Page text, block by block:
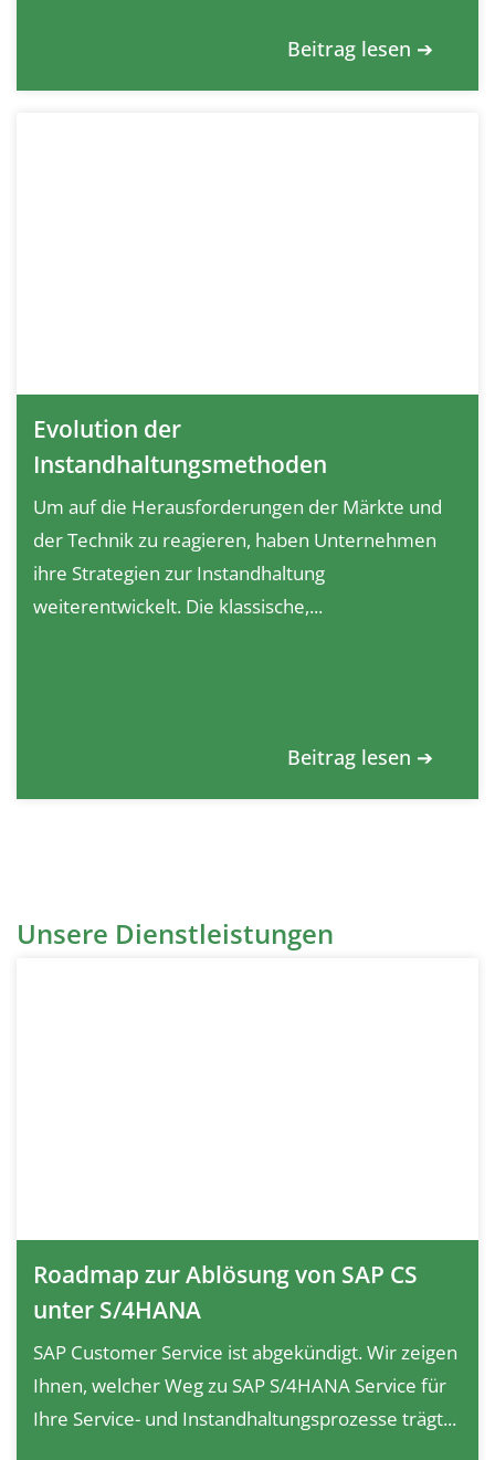
Beitrag lesen ➔
Evolution der
Instandhaltungsmethoden
Um auf die Herausforderungen der Märkte und
der Technik zu reagieren, haben Unternehmen
ihre Strategien zur Instandhaltung
weiterentwickelt. Die klassische,...
Beitrag lesen ➔
Unsere Dienstleistungen
Roadmap zur Ablösung von SAP CS
unter S/4HANA
SAP Customer Service ist abgekündigt. Wir zeigen
Ihnen, welcher Weg zu SAP S/4HANA Service für
Ihre Service- und Instandhaltungsprozesse trägt...